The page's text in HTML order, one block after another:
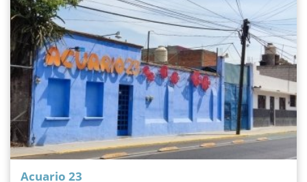
Acuario 23